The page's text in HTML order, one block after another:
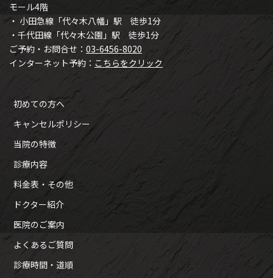
モール4階
・ 小田急線「代々木八幡」駅 徒歩1分
・千代田線「代々木公園」駅 徒歩1分
ご予約・お問合せ： 03-6456-8020
インターネット予約： こちらをクリック
初めての方へ
キャンセルポリシー
当院の特徴
診療内容
料金表・その他
ドクター紹介
医院のご案内
よくあるご質問
診療時間・道順